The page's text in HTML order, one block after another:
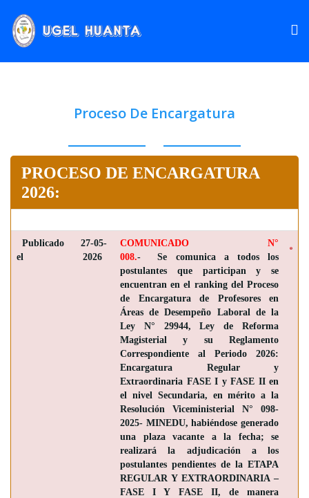
Proceso De Encargatura
PROCESO DE ENCARGATURA
2026:
Publicado
el
27-05-
2026
COMUNICADO N°
008.- Se comunica a todos los
postulantes que participan y se
encuentran en el ranking del Proceso
de Encargatura de Profesores en
Áreas de Desempeño Laboral de la
Ley N° 29944, Ley de Reforma
Magisterial y su Reglamento
Correspondiente al Periodo 2026:
Encargatura Regular y
Extraordinaria FASE I y FASE II en
el nivel Secundaria, en mérito a la
Resolución Viceministerial N° 098-
2025- MINEDU, habiéndose generado
una plaza vacante a la fecha; se
realizará la adjudicación a los
postulantes pendientes de la ETAPA
REGULAR Y EXTRAORDINARIA –
FASE I Y FASE II, de manera